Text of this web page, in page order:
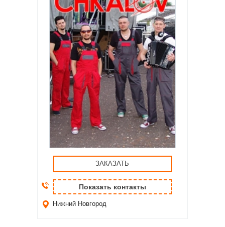
ЗАКАЗАТЬ
Показать контакты
Нижний Новгород